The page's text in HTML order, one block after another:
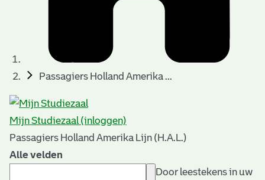
Passagiers Holland Amerika ...
Mijn Studiezaal (inloggen)
Passagiers Holland Amerika Lijn (H.A.L.)
Alle velden
Door leestekens in uw